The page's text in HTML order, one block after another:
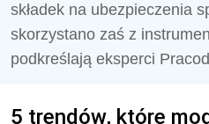
składek na ubezpieczenia
skorzystano zaś z
podkreślają eksperci
5 trendów, które